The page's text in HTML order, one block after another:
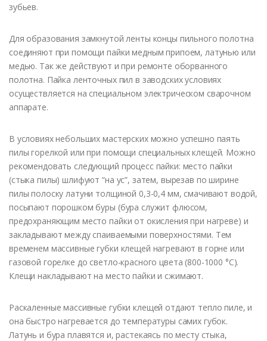
зубьев.
Для образования замкнутой ленты концы пильного полотна
соединяют при помощи пайки медным припоем, латунью или
медью. Так же действуют и при ремонте оборванного
полотна. Пайка ленточных пил в заводских условиях
осуществляется на специальном электрическом сварочном
аппарате.
В условиях небольших мастерских можно успешно паять
пилы горелкой или при помощи специальных клещей. Можно
рекомендовать следующий процесс пайки: место пайки
(стыка пилы) шлифуют “на ус”, затем, вырезав по ширине
пилы полоску латуни толщиной 0,3-0,4 мм, смачивают водой,
посыпают порошком буры (бура служит флюсом,
предохраняющим место пайки от окисления при нагреве) и
закладывают между спаиваемыми поверхностями. Тем
временем массивные губки клещей нагревают в горне или
газовой горелке до светло-красного цвета (800-1000 °С).
Клещи накладывают на место пайки и сжимают.
Раскаленные массивные губки клещей отдают тепло пиле, и
она быстро нагревается до температуры самих губок.
Латунь и бура плавятся и, растекаясь по месту стыка,